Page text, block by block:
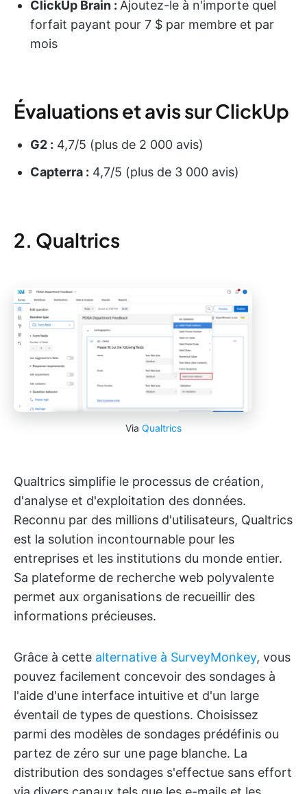
ClickUp Brain : Ajoutez-le à n'importe quel
forfait payant pour 7 $ par membre et par
mois
Évaluations et avis sur ClickUp
G2 : 4,7/5 (plus de 2 000 avis)
Capterra : 4,7/5 (plus de 3 000 avis)
2. Qualtrics
Via Qualtrics
Qualtrics simplifie le processus de création,
d'analyse et d'exploitation des données.
Reconnu par des millions d'utilisateurs, Qualtrics
est la solution incontournable pour les
entreprises et les institutions du monde entier.
Sa plateforme de recherche web polyvalente
permet aux organisations de recueillir des
informations précieuses.
Grâce à cette alternative à SurveyMonkey, vous
pouvez facilement concevoir des sondages à
l'aide d'une interface intuitive et d'un large
éventail de types de questions. Choisissez
parmi des modèles de sondages prédéfinis ou
partez de zéro sur une page blanche. La
distribution des sondages s'effectue sans effort